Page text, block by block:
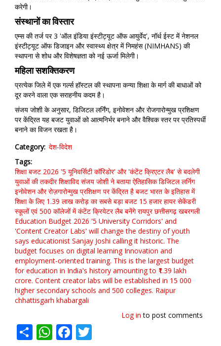
करेगी।
संस्थानों का विस्तार
एम्स की तर्ज पर 3 'ऑल इंडिया इंस्टीट्यूट ऑफ आयुर्वेद', नॉर्थ ईस्ट में नेशनल
इंस्टीट्यूट ऑफ डिजाइन और स्वास्थ्य क्षेत्र में निमहंस (NIMHANS) की
स्थापना से शोध और विशेषज्ञता को नई ऊर्जा मिलेगी।
महिला सशक्तिकरण
प्रत्येक जिले में एक गर्ल्स हॉस्टल की स्थापना कन्या शिक्षा के मार्ग की बाधाओं को
दूर करने वाला एक सराहनीय कदम है।
संजय जोशी के अनुसार, डिजिटल लर्निंग, इनोवेशन और रोजगारोन्मुख प्रशिक्षण
पर केंद्रित यह बजट युवाओं को आत्मनिर्भर बनाने और वैश्विक स्तर पर प्रतिस्पर्धी
बनाने का विजन रखता है।
Category देश-विदेश
Tags
शिक्षा बजट 2026 '5 यूनिवर्सिटी कॉरिडोर' और 'कंटेंट क्रिएटर लैब' से बदलेगी
युवाओं की तकदीर शिक्षाविद संजय जोशी ने बताया ऐतिहासिक डिजिटल लर्निग
इनोवेशन और रोज़गारोन्मुख प्रशिक्षण पर केंद्रित है बजट भारत के इतिहास में
शिक्षा के लिए 1.39 लाख करोड़ का सबसे बड़ा बजट 15 हजार हायर सेकेंडरी
स्कूलों एवं 500 कॉलेजों में कंटेंट क्रियेटर लैब बनेंगे रायपुर छत्तीसगढ़ खबरगली
Education Budget 2026 '5 University Corridors' and
'Content Creator Labs' will change the destiny of youth
says educationist Sanjay Joshi calling it historic. The
budget focuses on digital learning Innovation and
employment-oriented training. This is the largest budget
for education in India's history amounting to ₹1.39 lakh
crore. Content creator labs will be established in 15 000
higher secondary schools and 500 colleges. Raipur
chhattisgarh khabargali
Log in to post comments
ShareWhatsApp
Facebook